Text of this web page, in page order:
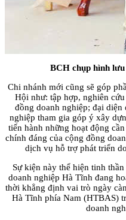
BCH chụp hình
Chi nhánh mới cũng sẽ góp
Hội như: tập hợp, nghiên
đồng doanh nghiệp; đại diện
nghiệp tham gia góp ý xây
tiến hành những hoạt động
chính đáng của cộng đồng
dịch vụ hỗ trợ phát triển
Sự kiện này thể hiện tinh
doanh nghiệp Hà Tĩnh đang
thời khẳng định vai trò ngày
Hà Tĩnh phía Nam (HTBAS)
doanh